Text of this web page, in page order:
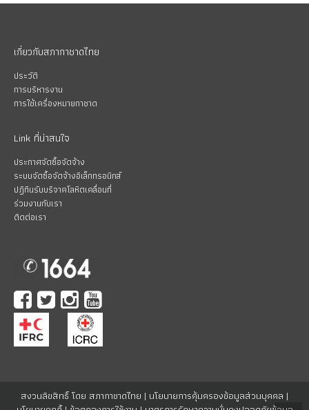
เกี่ยวกับสภากาชาดไทย
ประวัติ
การบริหารงาน
การใช้เครื่องหมายกาชาด
Link ที่น่าสนใจ
ประกาศจัดซื้อจัดจ้าง
ระบบจัดซื้อจัดจ้างอิเล็กทรอนิกส์
ปฏิทินรับบริจาคโลหิตเคลื่อนที่
ร่วมงานกับเรา
ติดต่อเรา
สงวนลิขสิทธิ์ โดย สภากาชาดไทย | นโยบายการคุ้มครองข้อมูลส่วนบุคคล |